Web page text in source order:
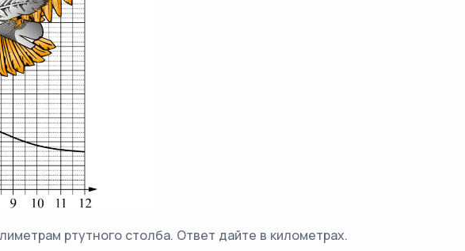
ртутного столба. Ответ дайте в километрах.